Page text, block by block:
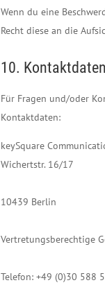
Wenn du eine
Recht diese an die
10. Kontaktdaten
Für Fragen und/oder
Kontaktdaten:
keySquare
Wichertstr. 16/17
10439 Berlin
Vertretungsberechtige
Telefon: +49 (0)30 588